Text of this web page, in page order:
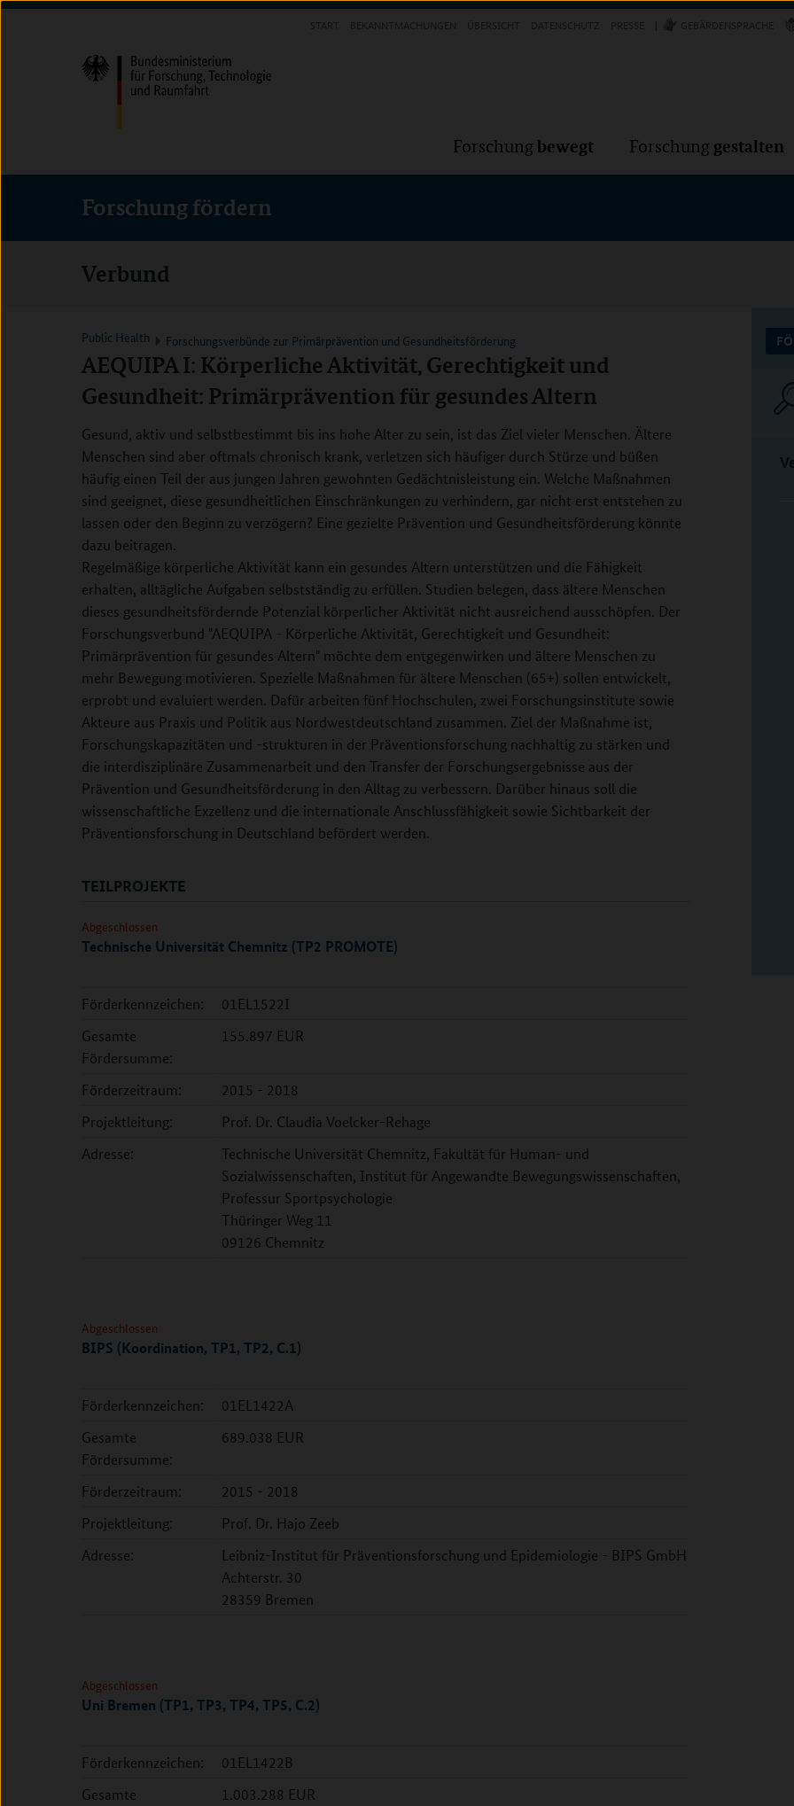
Direkt
(Eingabetaste)
Direkt
(Eingabetaste)
Direkt
(Eingabetaste)
Forschung bewegt Forschung gestalten
Forschung fördern
Verbund
Public Health Forschungsverbünde zur Primärprävention und Gesundheitsförderung
AEQUIPA I: Körperliche Aktivität, Gerechtigkeit und
Gesundheit: Primärprävention für gesundes Altern
Gesund, aktiv und selbstbestimmt bis ins hohe Alter zu sein, ist das Ziel vieler Menschen. Ältere
Menschen sind aber oftmals chronisch krank, verletzen sich häufiger durch Stürze und büßen
häufig einen Teil der aus jungen Jahren gewohnten Gedächtnisleistung ein. Welche Maßnahmen
sind geeignet, diese gesundheitlichen Einschränkungen zu verhindern, gar nicht erst entstehen zu
lassen oder den Beginn zu verzögern? Eine gezielte Prävention und Gesundheitsförderung könnte
dazu beitragen.
Regelmäßige körperliche Aktivität kann ein gesundes Altern unterstützen und die Fähigkeit
erhalten, alltägliche Aufgaben selbstständig zu erfüllen. Studien belegen, dass ältere Menschen
dieses gesundheitsfördernde Potenzial körperlicher Aktivität nicht ausreichend ausschöpfen. Der
Forschungsverbund "AEQUIPA - Körperliche Aktivität, Gerechtigkeit und Gesundheit:
Primärprävention für gesundes Altern" möchte dem entgegenwirken und ältere Menschen zu
mehr Bewegung motivieren. Spezielle Maßnahmen für ältere Menschen (65+) sollen entwickelt,
erprobt und evaluiert werden. Dafür arbeiten fünf Hochschulen, zwei Forschungsinstitute sowie
Akteure aus Praxis und Politik aus Nordwestdeutschland zusammen. Ziel der Maßnahme ist,
Forschungskapazitäten und -strukturen in der Präventionsforschung nachhaltig zu stärken und
die interdisziplinäre Zusammenarbeit und den Transfer der Forschungsergebnisse aus der
Prävention und Gesundheitsförderung in den Alltag zu verbessern. Darüber hinaus soll die
wissenschaftliche Exzellenz und die internationale Anschlussfähigkeit sowie Sichtbarkeit der
Präventionsforschung in Deutschland befördert werden.
TEILPROJEKTE
Abgeschlossen
Technische Universität Chemnitz (TP2 PROMOTE)
Förderkennzeichen:
01EL1522I
Gesamte
Fördersumme:
155.897 EUR
Förderzeitraum:
2015 - 2018
Projektleitung:
Prof. Dr. Claudia Voelcker-Rehage
Adresse:
Technische Universität Chemnitz, Fakultät für Human- und
Sozialwissenschaften, Institut für Angewandte Bewegungswissenschaften,
Professur Sportpsychologie
Thüringer Weg 11
09126 Chemnitz
Abgeschlossen
BIPS (Koordination, TP1, TP2, C.1)
Förderkennzeichen:
01EL1422A
Gesamte
Fördersumme:
689.038 EUR
Förderzeitraum:
2015 - 2018
Projektleitung:
Prof. Dr. Hajo Zeeb
Adresse:
Leibniz-Institut für Präventionsforschung und Epidemiologie - BIPS GmbH
Achterstr. 30
28359 Bremen
Abgeschlossen
Uni Bremen (TP1, TP3, TP4, TP5, C.2)
Förderkennzeichen:
01EL1422B
Gesamte
1.003.288 EUR
Forschung Forschung